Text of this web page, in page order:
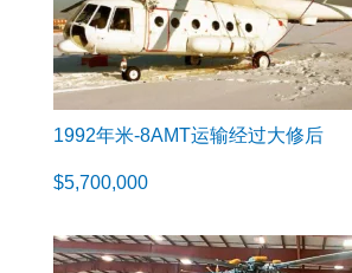
1992年米-8AMT运输经过大修后
$5,700,000